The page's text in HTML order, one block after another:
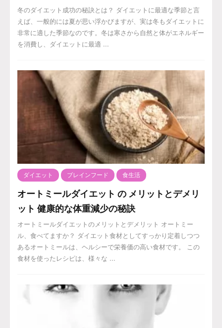
冬のダイエット成功の秘訣とは？ ダイエットに最適な季節と言
えば、一般的には夏が思い浮かびますが、実は冬もダイエットに
非常に適した季節なのです。冬は寒さから自然と体がエネルギー
を消費し、ダイエットに最適 ...
ダイエット ブレインフード 食生活
オートミールダイエット の メリットとデメリ
ット 健康的な体重減少の秘訣
オートミールダイエットのメリットとデメリット オートミー
ル、食べてますか？ ダイエット食材としてすっかり定着しつつ
あるオートミールは、ヘルシーで栄養価の高い食材です。 この
食材を使ったレシピは、様々な ...